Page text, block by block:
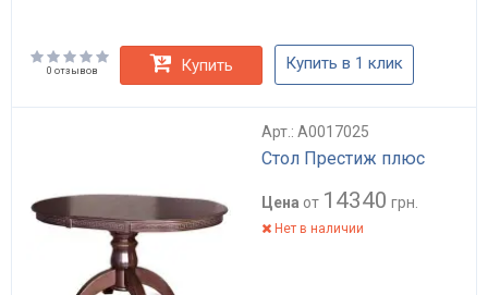
0 отзывов Купить Купить в 1 клик
Арт.: А0017025
Стол Престиж плюс
Цена от 14340 грн.
Нет в наличии